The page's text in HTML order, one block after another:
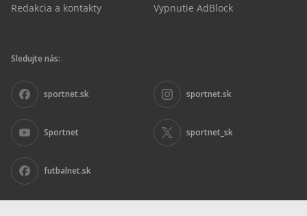
Redakcia a kontakty Vypnutie AdBlock
Sledujte nás:
sportnet.sk sportnet.sk
Sportnet sportnet_sk
futbalnet.sk